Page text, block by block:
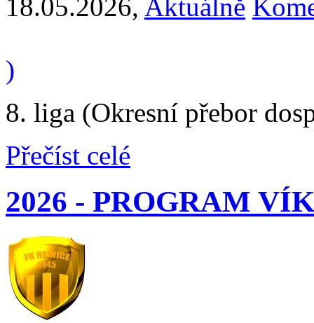
18.05.2026, Aktuálně
)
8. liga (Okresní přebor
Přečíst celé
2026 - PROGRAM